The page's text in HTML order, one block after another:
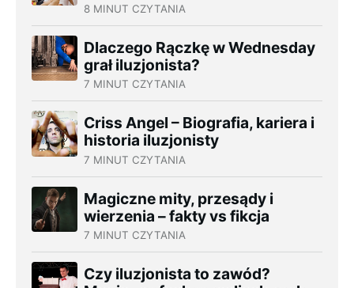
8 MINUT CZYTANIA
Dlaczego Rączkę w Wednesday
grał iluzjonista?
7 MINUT CZYTANIA
Criss Angel – Biografia, kariera i
historia iluzjonisty
7 MINUT CZYTANIA
Magiczne mity, przesądy i
wierzenia – fakty vs fikcja
7 MINUT CZYTANIA
Czy iluzjonista to zawód?